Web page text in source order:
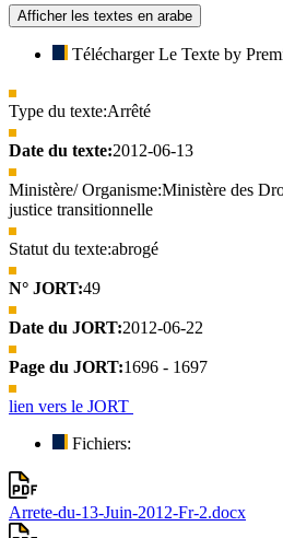
Afficher les textes en arabe
Télécharger Le Texte by
Type du texte:Arrêté
Date du texte:2012-06-13
Ministère/ Organisme:Ministère des
justice transitionnelle
Statut du texte:abrogé
N° JORT:49
Date du JORT:2012-06-22
Page du JORT:1696 - 1697
lien vers le JORT
Fichiers:
Arrete-du-13-Juin-2012-Fr-2.docx